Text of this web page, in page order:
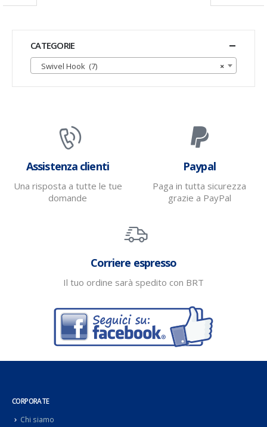
CATEGORIE
×
Swivel Hook (7)
Assistenza clienti
Una risposta a tutte le tue
domande
Paypal
Paga in tutta sicurezza
grazie a PayPal
Corriere espresso
Il tuo ordine sarà spedito con BRT
CORPORATE
Chi siamo